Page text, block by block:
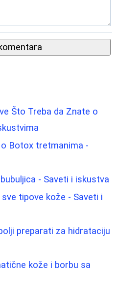
Što Treba da Znate o
Botox tretmanima -
- Saveti i iskustva
tipove kože - Saveti i
preparati za hidrataciju
kože i borbu sa